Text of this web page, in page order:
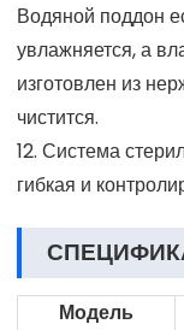
Водяной поддон
увлажняется, а
изготовлен из
чистится.
12. Система
гибкая и
Модель